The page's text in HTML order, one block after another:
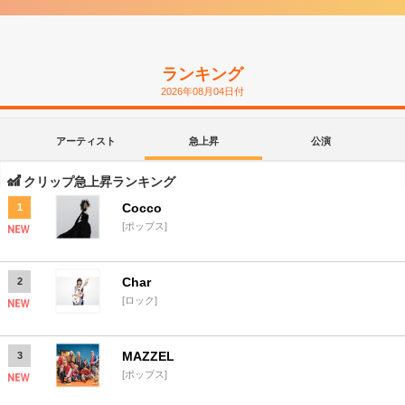
ランキング
2026年08月04日付
アーティスト 急上昇 公演
クリップ急上昇ランキング
1 Cocco
[ポップス]
2 Char
[ロック]
3 MAZZEL
[ポップス]